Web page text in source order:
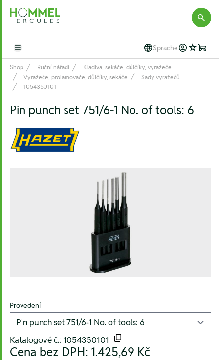
Hommel Hercules
Open main menu Sprache
Shop Ruční nářadí
Kladiva, sekáče, důlčíky, vyražeče
Vyražeče, prolamovače, důlčíky, sekáče
Sady vyražečů
1054350101
Pin punch set 751/6-1 No. of tools: 6
Provedení
Katalogové č.: 1054350101
Cena bez DPH: 1.425,69 Kč